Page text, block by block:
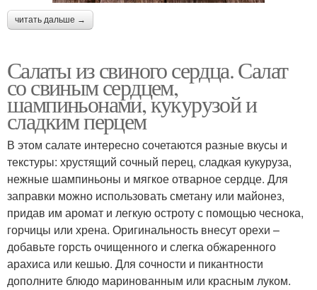
читать дальше →
Салаты из свиного сердца. Салат
со свиным сердцем,
шампиньонами, кукурузой и
сладким перцем
В этом салате интересно сочетаются разные вкусы и
текстуры: хрустящий сочный перец, сладкая кукуруза,
нежные шампиньоны и мягкое отварное сердце. Для
заправки можно использовать сметану или майонез,
придав им аромат и легкую остроту с помощью чеснока,
горчицы или хрена. Оригинальность внесут орехи –
добавьте горсть очищенного и слегка обжаренного
арахиса или кешью. Для сочности и пикантности
дополните блюдо маринованным или красным луком.